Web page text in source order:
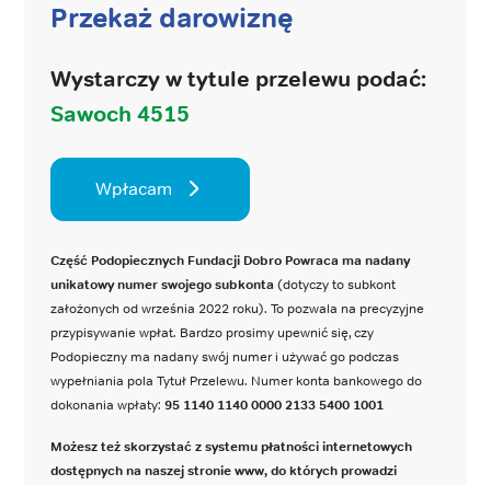
Przekaż darowiznę
Wystarczy w tytule przelewu podać:
Sawoch 4515
Wpłacam
Część Podopiecznych Fundacji Dobro Powraca ma nadany
unikatowy numer swojego subkonta (dotyczy to subkont
założonych od września 2022 roku). To pozwala na precyzyjne
przypisywanie wpłat. Bardzo prosimy upewnić się, czy
Podopieczny ma nadany swój numer i używać go podczas
wypełniania pola Tytuł Przelewu. Numer konta bankowego do
dokonania wpłaty: 95 1140 1140 0000 2133 5400 1001
Możesz też skorzystać z systemu płatności internetowych
dostępnych na naszej stronie www, do których prowadzi